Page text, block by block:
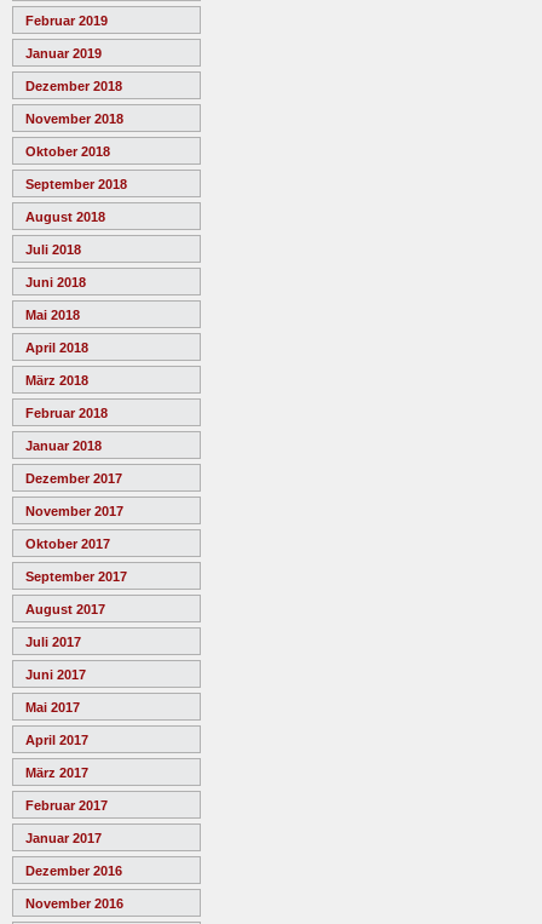
Februar 2019
Januar 2019
Dezember 2018
November 2018
Oktober 2018
September 2018
August 2018
Juli 2018
Juni 2018
Mai 2018
April 2018
März 2018
Februar 2018
Januar 2018
Dezember 2017
November 2017
Oktober 2017
September 2017
August 2017
Juli 2017
Juni 2017
Mai 2017
April 2017
März 2017
Februar 2017
Januar 2017
Dezember 2016
November 2016